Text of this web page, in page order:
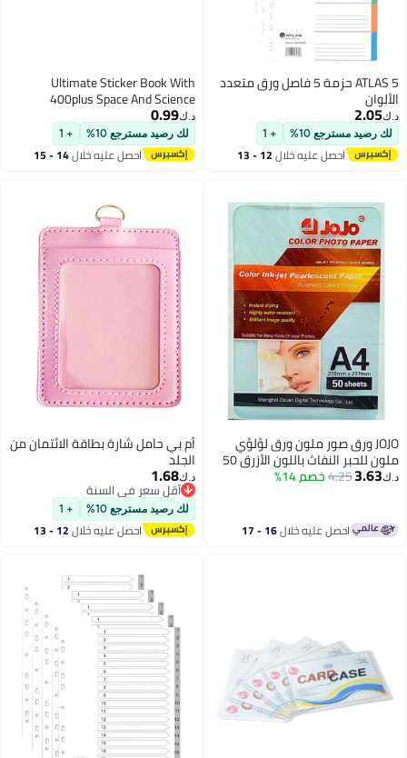
ATLAS 5 حزمة 5 فاصل ورق متعدد
الألوان
د.ك‏2.05
لك رصيد مسترجع 10% + 1
احصل عليه خلال 12 - 13
Ultimate Sticker Book With
400plus Space And Science
Themed Photos Printed
د.ك‏0.99
لك رصيد مسترجع 10% + 1
احصل عليه خلال 14 - 15
JOJO ورق صور ملون ورق لؤلؤي
ملون للحبر النفاث باللون الأزرق 50
ورقة A4
د.ك‏3.63
4.25خصم 14%
احصل عليه خلال 16 - 17
أم بي حامل شارة بطاقة الائتمان من
الجلد
د.ك‏1.68
أقل سعر في السنة
أقل سعر في السنة
لك رصيد مسترجع 10% + 1
احصل عليه خلال 12 - 13